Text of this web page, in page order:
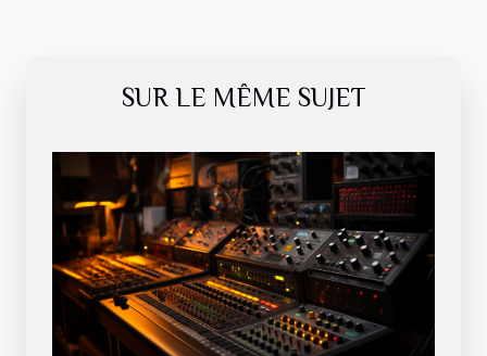
SUR LE MÊME SUJET